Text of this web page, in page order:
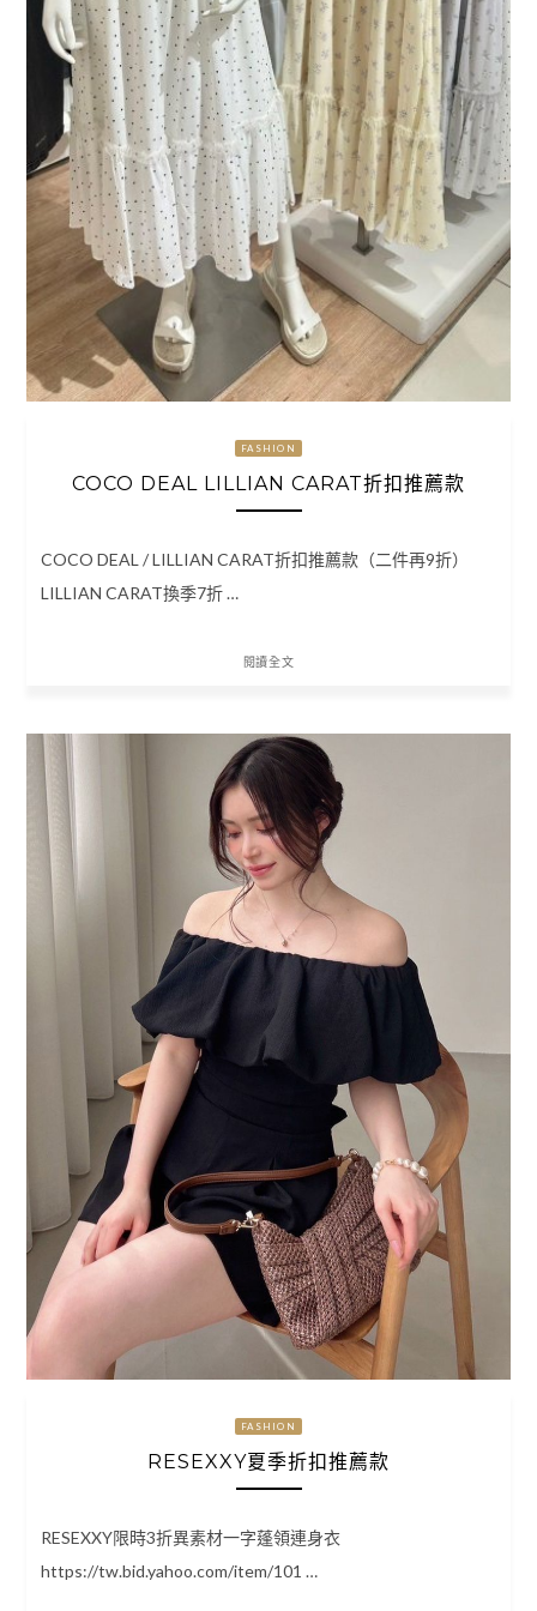
FASHION
COCO DEAL LILLIAN CARAT折扣推薦款
COCO DEAL / LILLIAN CARAT折扣推薦款（二件再9折）
LILLIAN CARAT換季7折 …
閱讀全文
FASHION
RESEXXY夏季折扣推薦款
RESEXXY限時3折異素材一字蓬領連身衣
https://tw.bid.yahoo.com/item/101 …